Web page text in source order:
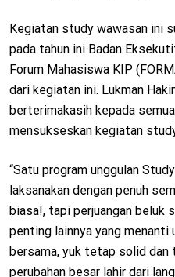
Kegiatan study wawasan ini
pada tahun ini Badan
Forum Mahasiswa KIP
dari kegiatan ini. Lukman
berterimakasih kepada
mensukseskan kegiatan
“Satu program unggulan
laksanakan dengan penuh
biasa!, tapi perjuangan beluk
penting lainnya yang
bersama, yuk tetap solid dan
perubahan besar lahir dari